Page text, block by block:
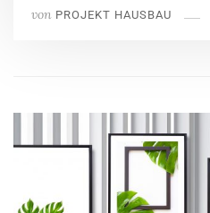
von PROJEKT HAUSBAU